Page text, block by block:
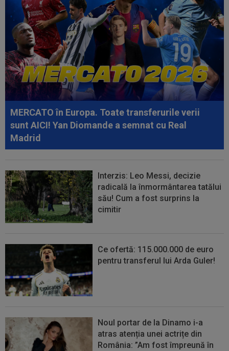
ce Universitatea Craiova a...
00:51 VIDEO
Au apărut imaginile: Darius Olaru, gol
de autor în Belgia! Comentatorii: "Nu se...
00:49 VIDEO
Au dat lovitura în fieful campioanei! ”E
conform așteptărilor!”
00:36 EXCLUSIV
Reacție categorică, după
Universitatea Craiova - FC Argeș 0-1: "Sunt îngrijorat...
MERCATO în Europa. Toate transferurile verii
sunt AICI! Yan Diomande a semnat cu Real
Madrid
Interzis: Leo Messi, decizie
radicală la înmormântarea tatălui
său! Cum a fost surprins la
cimitir
Ce ofertă: 115.000.000 de euro
pentru transferul lui Arda Guler!
Noul portar de la Dinamo i-a
atras atenția unei actrițe din
România: ”Am fost împreună în